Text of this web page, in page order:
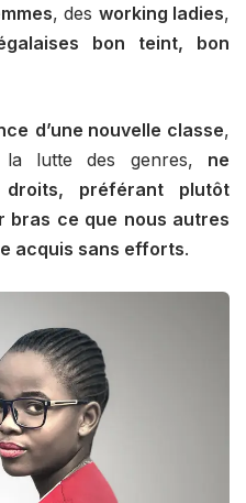
, des working ladies,
bon teint, bon
d’une nouvelle classe,
lutte des genres, ne
préférant plutôt
bras ce que nous autres
acquis sans efforts.